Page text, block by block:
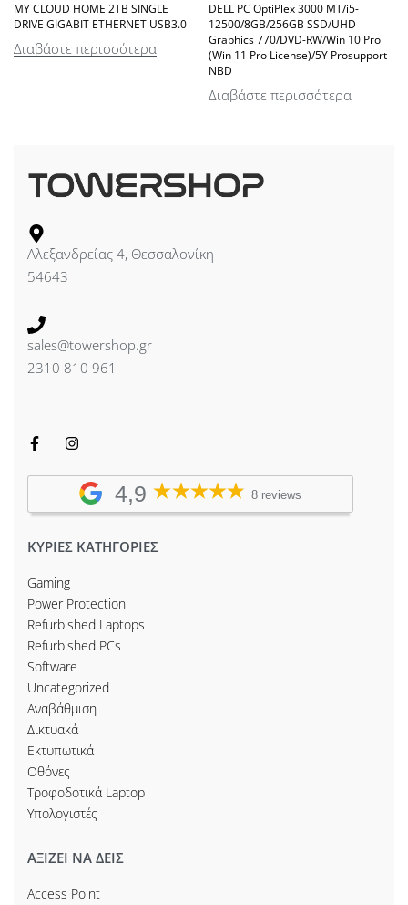
MY CLOUD HOME 2TB SINGLE
DRIVE GIGABIT ETHERNET USB3.0
Διαβάστε περισσότερα
DELL PC OptiPlex 3000 MT/i5-
12500/8GB/256GB SSD/UHD
Graphics 770/DVD-RW/Win 10 Pro
(Win 11 Pro License)/5Y Prosupport
NBD
Διαβάστε περισσότερα
Αλεξανδρείας 4, Θεσσαλονίκη
54643
sales@towershop.gr
2310 810 961
4,9 8 reviews
ΚΥΡΙΕΣ ΚΑΤΗΓΟΡΙΕΣ
Gaming
Power Protection
Refurbished Laptops
Refurbished PCs
Software
Uncategorized
Αναβάθμιση
Δικτυακά
Εκτυπωτικά
Οθόνες
Τροφοδοτικά Laptop
Υπολογιστές
ΑΞΙΖΕΙ ΝΑ ΔΕΙΣ
Access Point